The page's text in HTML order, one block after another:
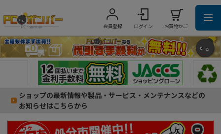
会員登録 ログイン お買物かご
ショップの最新情報や製品・サービス・メンテナンスなどの
お知らせはこちらから